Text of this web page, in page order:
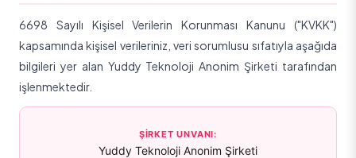
6698 Sayılı Kişisel Verilerin Korunması Kanunu ("KVKK")
kapsamında kişisel verileriniz, veri sorumlusu sıfatıyla aşağıda
bilgileri yer alan Yuddy Teknoloji Anonim Şirketi tarafından
işlenmektedir.
ŞIRKET UNVANI:
Yuddy Teknoloji Anonim Şirketi